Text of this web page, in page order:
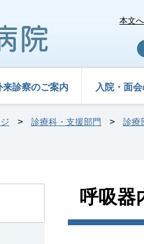
本文へ
来診察のご案内 入院・面
> 診療科・支援部門 > 診療
呼吸器